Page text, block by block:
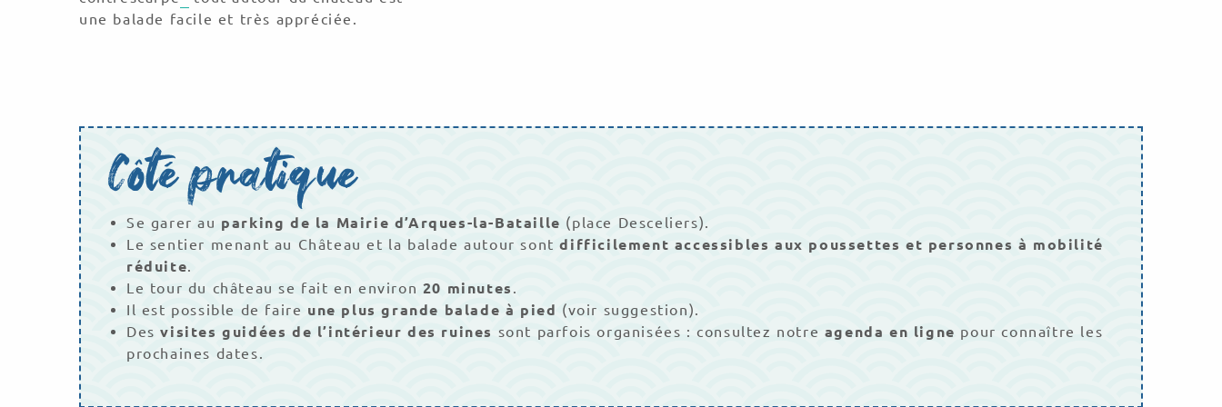
une balade facile et très appréciée.
Côté pratique
Se garer au parking de la Mairie d’Arques-la-Bataille (place Desceliers).
Le sentier menant au Château et la balade autour sontdifficilement accessibles aux poussettes et personnes à mobilité
réduite.
Le tour du château se fait en environ 20 minutes .
Il est possible de faire une plus grande balade à pied (voir suggestion).
Des visites guidées de l’intérieur des ruines sont parfois organisées : consultez notre agenda en ligne pour connaître les
prochaines dates.